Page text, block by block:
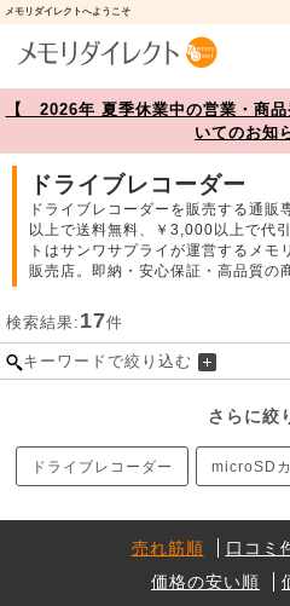
メモリダイレクトへようこそ
ドライブレコーダー 商品一覧【メモリダイレクト】
【 2026年 夏季休業中の営業・商
いてのお知
ドライブレコーダー
ドライブレコーダーを販売する通
以上で送料無料、￥3,000以上で代
トはサンワサプライが運営するメ
販売店。即納・安心保証・高品質の
検索結果: 17件
キーワードで絞り込む
さらに絞
ドライブレコーダー microSD
売れ筋順 口コミ
価格の安い順